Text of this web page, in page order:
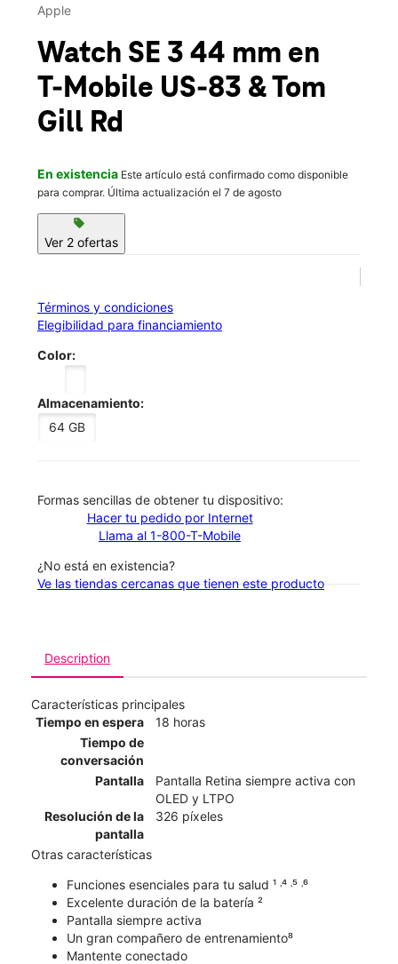
Mié.:
location_on
1709 Expressway 83 Ste 2 Penitas, TX 78576
Apple
Watch SE 3 44 mm en
T-Mobile US-83 & Tom
Gill Rd
En existencia Este artículo está confirmado como disponible
para comprar. Última actualización el 7 de agosto
sell
Ver 2 ofertas
Términos y condiciones
Elegibilidad para financiamiento
Color:
Almacenamiento:
64 GB
​​​​​​​Formas sencillas de obtener tu dispositivo:
Hacer tu pedido por Internet
Llama al 1-800-T-Mobile
¿No está en existencia?
Ve las tiendas cercanas que tienen este producto
Description
Características principales
Tiempo en espera
18 horas
Tiempo de
conversación
Pantalla
Pantalla Retina siempre activa con
OLED y LTPO
Resolución de la
pantalla
326 píxeles
Otras características
Funciones esenciales para tu salud ¹ ˒⁴ ˒⁵ ˒⁶
Excelente duración de la batería ²
Pantalla siempre activa
Un gran compañero de entrenamiento⁸
Mantente conectado